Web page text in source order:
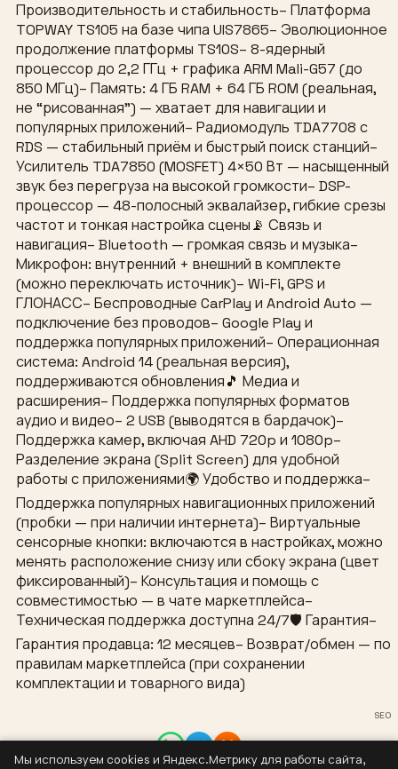
Производительность и стабильность– Платформа
TOPWAY TS105 на базе чипа UIS7865– Эволюционное
продолжение платформы TS10S– 8-ядерный
процессор до 2,2 ГГц + графика ARM Mali-G57 (до
850 МГц)– Память: 4 ГБ RAM + 64 ГБ ROM (реальная,
не “рисованная”) — хватает для навигации и
популярных приложений– Радиомодуль TDA7708 с
RDS — стабильный приём и быстрый поиск станций–
Усилитель TDA7850 (MOSFET) 4×50 Вт — насыщенный
звук без перегруза на высокой громкости– DSP-
процессор — 48-полосный эквалайзер, гибкие срезы
частот и тонкая настройка сцены📡 Связь и
навигация– Bluetooth — громкая связь и музыка–
Микрофон: внутренний + внешний в комплекте
(можно переключать источник)– Wi-Fi, GPS и
ГЛОНАСС– Беспроводные CarPlay и Android Auto —
подключение без проводов– Google Play и
поддержка популярных приложений– Операционная
система: Android 14 (реальная версия),
поддерживаются обновления🎵 Медиа и
расширения– Поддержка популярных форматов
аудио и видео– 2 USB (выводятся в бардачок)–
Поддержка камер, включая AHD 720p и 1080p–
Разделение экрана (Split Screen) для удобной
работы с приложениями🌍 Удобство и поддержка–
Поддержка популярных навигационных приложений
(пробки — при наличии интернета)– Виртуальные
сенсорные кнопки: включаются в настройках, можно
менять расположение снизу или сбоку экрана (цвет
фиксированный)– Консультация и помощь с
совместимостью — в чате маркетплейса–
Техническая поддержка доступна 24/7🛡 Гарантия–
Гарантия продавца: 12 месяцев– Возврат/обмен — по
правилам маркетплейса (при сохранении
комплектации и товарного вида)
SEO
Мы используем cookies и Яндекс.Метрику для работы сайта,